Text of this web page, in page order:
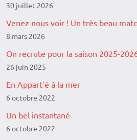
30 juillet 2026
Venez nous voir ! Un très beau
8 mars 2026
On recrute pour la saison 2025-
26 juin 2025
En Appart’é à la mer
6 octobre 2022
Un bel instantané
6 octobre 2022